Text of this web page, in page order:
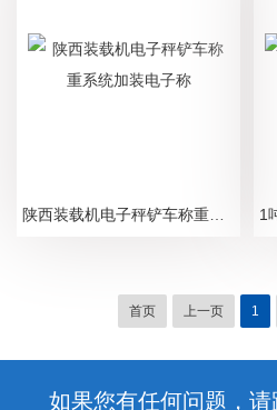
首页 上一页 1
如果您有任何问题，请